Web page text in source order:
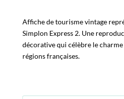
Affiche de tourisme vintage
Simplon Express 2. Une
décorative qui célèbre le
régions françaises.